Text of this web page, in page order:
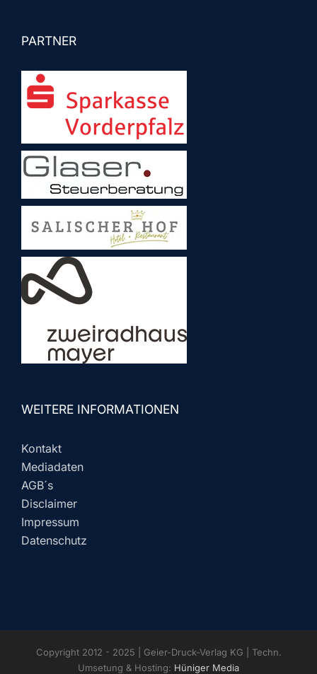
PARTNER
WEITERE INFORMATIONEN
Kontakt
Mediadaten
AGB´s
Disclaimer
Impressum
Datenschutz
Copyright 2012 - 2025 | Geier-Druck-Verlag KG | Techn.
Umsetung & Hosting: Hüniger Media